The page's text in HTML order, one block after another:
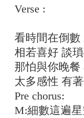
Verse :
看時間在倒數
相若喜好 談
那怕與你晚餐
太多感性 有
Pre chorus:
M:細數這遍